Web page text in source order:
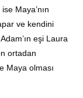
Maya’nın
ve kendini
eşi Laura
ortadan
Maya olması